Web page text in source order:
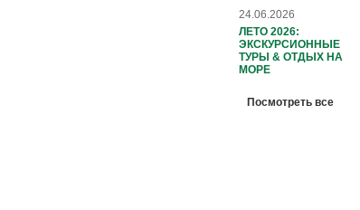
24.06.2026
ЛЕТО 2026:
ЭКСКУРСИОННЫЕ
ТУРЫ & ОТДЫХ НА
МОРЕ
Посмотреть все